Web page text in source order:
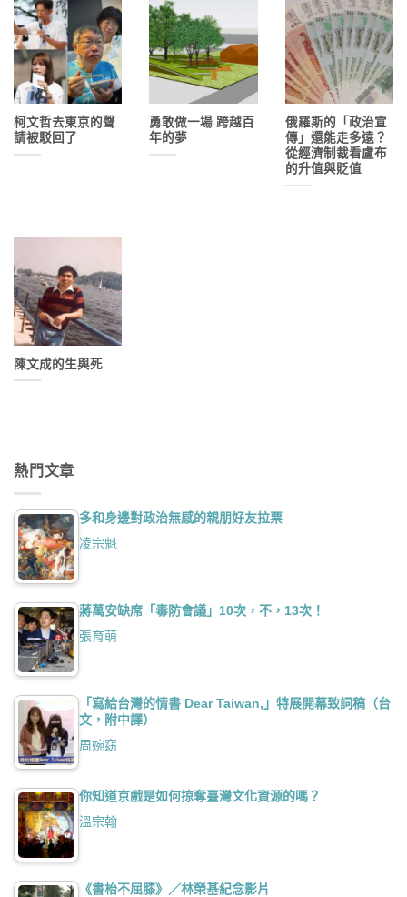
柯文哲去東京的聲
請被駁回了
勇敢做一場 跨越百
年的夢
俄羅斯的「政治宣
傳」還能走多遠？
從經濟制裁看盧布
的升值與貶值
陳文成的生與死
熱門文章
多和身邊對政治無感的親朋好友拉票
凌宗魁
蔣萬安缺席「毒防會議」10次，不，13次！
張育萌
「寫給台灣的情書 Dear Taiwan,」特展開幕致詞稿（台
文，附中譯）
周婉窈
你知道京戲是如何掠奪臺灣文化資源的嗎？
溫宗翰
《書枱不屈膝》／林榮基紀念影片